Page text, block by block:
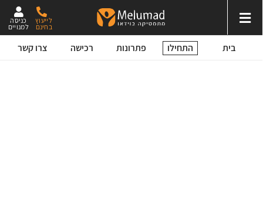
כניסה
למנויים
לייעוץ
בחינם
בית התחילו פתרונות רכישה צרו קשר